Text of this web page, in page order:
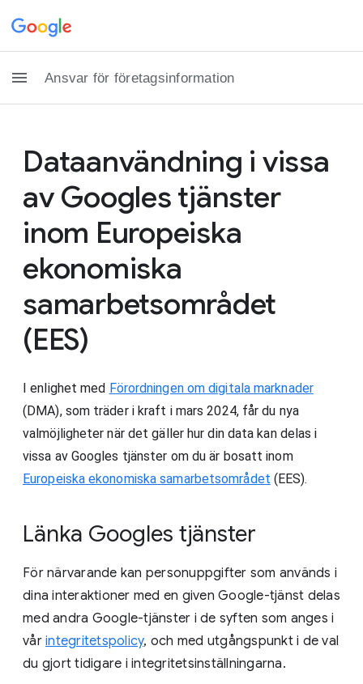
Ansvar för företagsinformation
Dataanvändning i vissa
av Googles tjänster
inom Europeiska
ekonomiska
samarbetsområdet
(EES)
I enlighet med Förordningen om digitala marknader
(DMA), som träder i kraft i mars 2024, får du nya
valmöjligheter när det gäller hur din data kan delas i
vissa av Googles tjänster om du är bosatt inom
Europeiska ekonomiska samarbetsområdet (EES).
Länka Googles tjänster
För närvarande kan personuppgifter som används i
dina interaktioner med en given Google-tjänst delas
med andra Google-tjänster i de syften som anges i
vår integritetspolicy, och med utgångspunkt i de val
du gjort tidigare i integritetsinställningarna.